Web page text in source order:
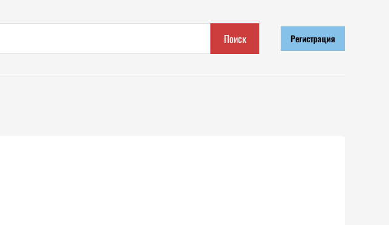
Поиск Регистрация